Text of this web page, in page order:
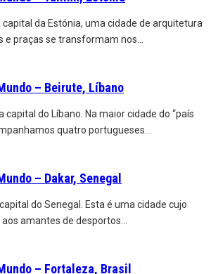
da Estónia, uma cidade de arquitetura
e praças se transformam nos
– Beirute, Líbano
capital do Líbano. Na maior cidade do “país
quatro portugueses
– Dakar, Senegal
do Senegal. Esta é uma cidade cujo
amantes de desportos
– Fortaleza, Brasil